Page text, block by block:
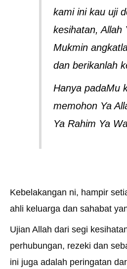
kami ini kau uji
kesihatan, Allah
Mukmin
dan berikanlah
Hanya padaMu
memohon Ya
Ya Rahim Ya
Kebelakangan ni, hampir
ahli keluarga dan sahabat
Ujian Allah dari segi
perhubungan, rezeki dan
ini juga adalah peringatan